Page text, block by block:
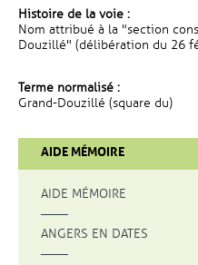
Histoire de la voie :
Nom attribué à la "section
Douzillé" (délibération du 26
Terme normalisé :
Grand-Douzillé (square du)
AIDE MÉMOIRE
AIDE MÉMOIRE
ANGERS EN DATES